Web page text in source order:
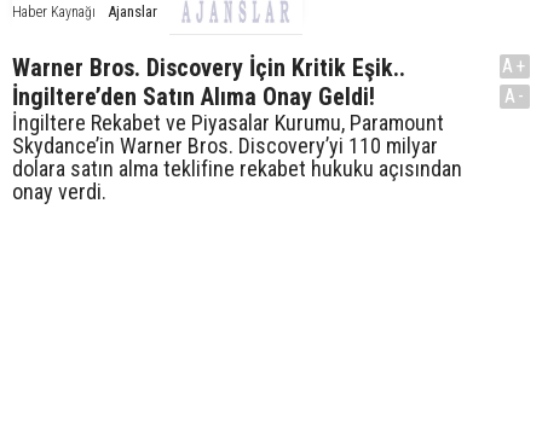
Haber Kaynağı Ajanslar
Warner Bros. Discovery İçin Kritik Eşik..
İngiltere’den Satın Alıma Onay Geldi!
İngiltere Rekabet ve Piyasalar Kurumu, Paramount
Skydance’in Warner Bros. Discovery’yi 110 milyar
dolara satın alma teklifine rekabet hukuku açısından
onay verdi.
A+
A-